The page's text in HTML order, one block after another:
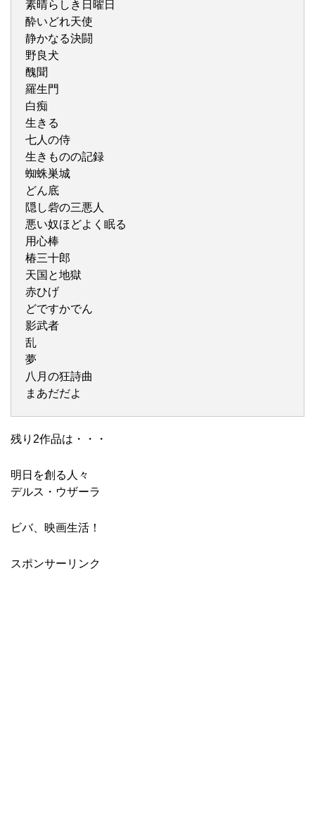
素晴らしき日曜日
酔いどれ天使
静かなる決闘
野良犬
醜聞
羅生門
白痴
生きる
七人の侍
生きものの記録
蜘蛛巣城
どん底
隠し砦の三悪人
悪い奴ほどよく眠る
用心棒
椿三十郎
天国と地獄
赤ひげ
どですかでん
影武者
乱
夢
八月の狂詩曲
まあだだよ
残り2作品は・・・
明日を創る人々
デルス・ウザーラ
ビバ、映画生活！
スポンサーリンク